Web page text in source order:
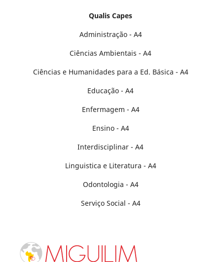
Qualis Capes
Administração - A4
Ciências Ambientais - A4
Ciências e Humanidades para a Ed. Básica - A4
Educação - A4
Enfermagem - A4
Ensino - A4
Interdisciplinar - A4
Linguistica e Literatura - A4
Odontologia - A4
Serviço Social - A4